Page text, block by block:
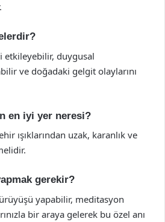
etkileyebilir, duygusal
ve doğadaki gelgit olaylarını
en iyi yer neresi?
ışıklarından uzak, karanlık ve
gerekir?
yapabilir, meditasyon
bir araya gelerek bu özel anı